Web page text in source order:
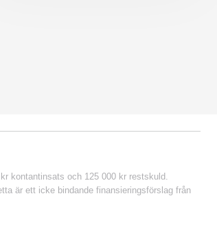
kontantinsats och 125 000 kr restskuld.
är ett icke bindande finansieringsförslag från